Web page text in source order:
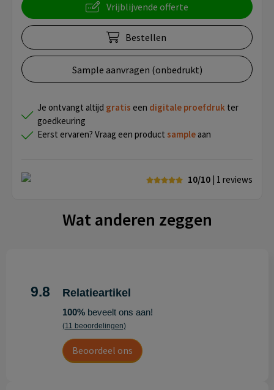
Vrijblijvende offerte
Bestellen
Sample aanvragen (onbedrukt)
Je ontvangt altijd gratis een digitale proefdruk ter
goedkeuring
Eerst ervaren? Vraag een product sample aan
10/10 | 1 reviews
Wat anderen zeggen
9.8 Relatieartikel
100%beveelt ons aan!
(11 beoordelingen)
Beoordeel ons